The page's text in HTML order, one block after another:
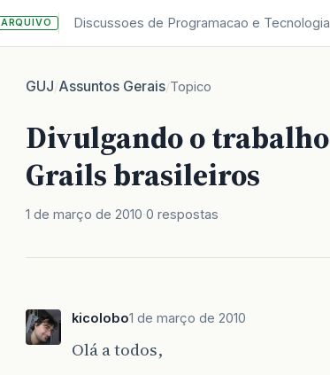
ARQUIVO Discussoes de Programacao e Tecnologia
GUJ/Assuntos Gerais/Topico
Divulgando o
Grails brasileiros
1 de março de 2010 0 respostas
kicolobo1 de março de 2010
Olá a todos,